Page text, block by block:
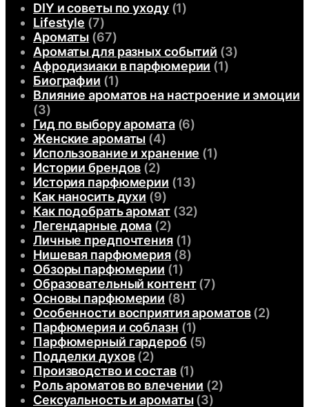
DIY и советы по уходу(1)
Lifestyle (7)
Ароматы (67)
Ароматы для разных событий (3)
Афродизиаки в парфюмерии (1)
Биографии (1)
Влияние ароматов на настроение и эмоции
(3)
Гид по выбору аромата(6)
Женские ароматы (4)
Использование и хранение (1)
Истории брендов (2)
История парфюмерии (13)
Как наносить духи (9)
Как подобрать аромат(32)
Легендарные дома (2)
Личные предпочтения(1)
Нишевая парфюмерия(8)
Обзоры парфюмерии (1)
Образовательный контент(7)
Основы парфюмерии (8)
Особенности восприятия ароматов(2)
Парфюмерия и соблазн (1)
Парфюмерный гардероб (5)
Подделки духов(2)
Производство и состав(1)
Роль ароматов во влечении (2)
Сексуальность и ароматы(3)